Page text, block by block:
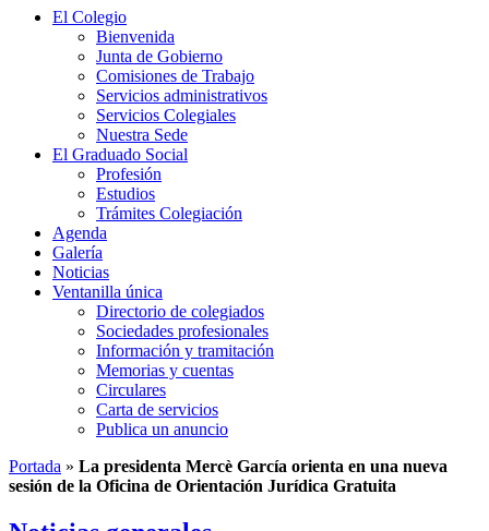
El Colegio
Bienvenida
Junta de Gobierno
Comisiones de Trabajo
Servicios administrativos
Servicios Colegiales
Nuestra Sede
El Graduado Social
Profesión
Estudios
Trámites Colegiación
Agenda
Galería
Noticias
Ventanilla única
Directorio de colegiados
Sociedades profesionales
Información y tramitación
Memorias y cuentas
Circulares
Carta de servicios
Publica un anuncio
Portada » La presidenta Mercè García orienta en una nueva
sesión de la Oficina de Orientación Jurídica Gratuita